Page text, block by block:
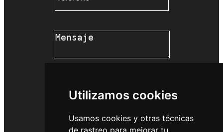
Utilizamos cookies
Usamos cookies y otras técnicas
de rastreo para mejorar tu
Mensaje
COMENZAR